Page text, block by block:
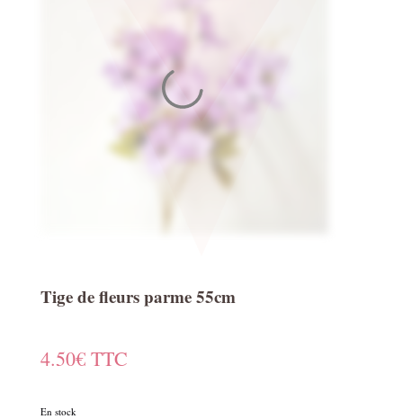
Tige de fleurs parme 55cm
4.50€ TTC
En stock